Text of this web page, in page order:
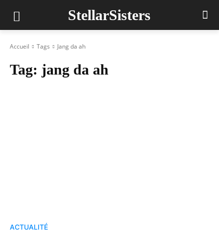
StellarSisters
Accueil Tags Jang da ah
Tag: jang da ah
ACTUALITÉ